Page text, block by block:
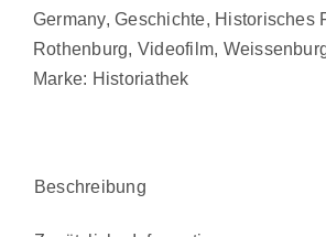
Germany,Geschichte, Historisches
Rothenburg, Videofilm,
Marke: Historiathek
Beschreibung